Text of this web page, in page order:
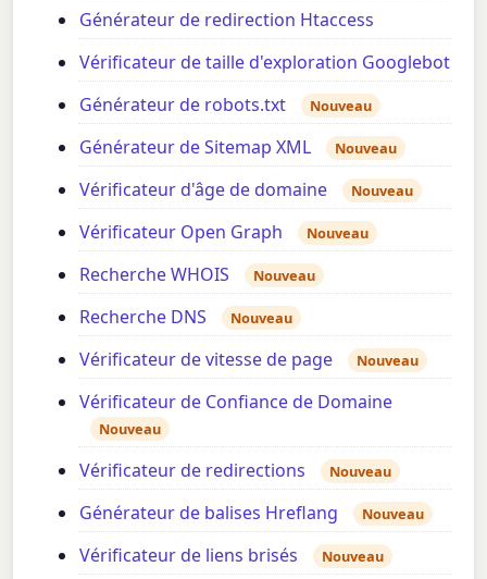
Générateur de redirection Htaccess
Vérificateur de taille d'exploration Googlebot
Générateur de robots.txt
Nouveau
Générateur de Sitemap XML Nouveau
Vérificateur d'âge de domaine Nouveau
Vérificateur Open Graph Nouveau
Recherche WHOIS Nouveau
Recherche DNS Nouveau
Vérificateur de vitesse de page Nouveau
Vérificateur de Confiance de Domaine
Nouveau
Vérificateur de redirections Nouveau
Générateur de balises Hreflang Nouveau
Vérificateur de liens brisés Nouveau